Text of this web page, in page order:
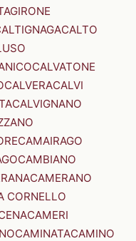
CALTO
CALVATONE
CALVERACALVI
CALVIGNANO
CAMAIRAGO
CAMBIANO
CAMERANO
CORNELLO
CAMERI
CAMINATACAMINO